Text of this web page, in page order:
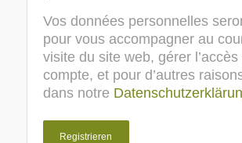
Vos données personnelles
pour vous accompagner au
visite du site web, gérer l’accès
compte, et pour d’autres
dans notre
Registrieren